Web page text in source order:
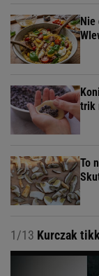
Nie
trik
To
1/13 Kurczak